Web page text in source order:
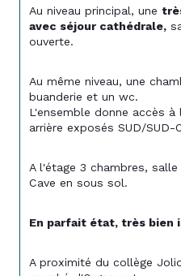
Au niveau principal, une
avec séjour cathédrale,
ouverte.
Au même niveau, une
buanderie et un wc.
L'ensemble donne accès
arrière exposés SUD/SUD-
A l'étage 3 chambres,
Cave en sous sol.
En parfait état, très bien
A proximité du collège